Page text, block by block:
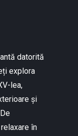
datorită
explora
lea,
și
în